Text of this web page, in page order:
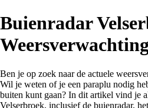
Buienradar
Ben je op zoek naar de actuele
Wil je weten of je een paraplu nodig
buiten kunt gaan? In dit artikel vind je
Velserbroek, inclusief de buienradar,